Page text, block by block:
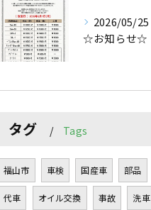
2026/05/25
☆お知らせ☆
タグ Tags
福山市 車検 国産車 部品
代車 オイル交換 事故 洗車